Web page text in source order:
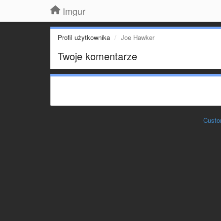
Imgur
Profil użytkownika Joe Hawker
Twoje komentarze